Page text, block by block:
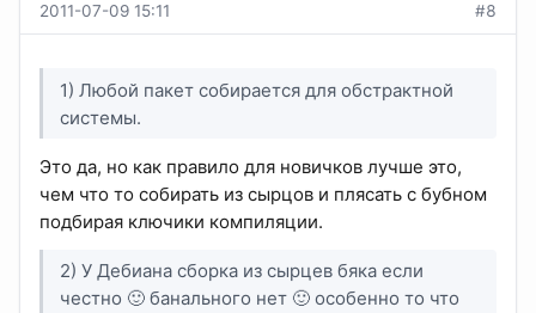
2011-07-09 15:11 #8
1) Любой пакет собирается для обстрактной
системы.
Это да, но как правило для новичков лучше это,
чем что то собирать из сырцов и плясать с бубном
подбирая ключики компиляции.
2) У Дебиана сборка из сырцев бяка если
честно 🙂 банального нет 🙂 особенно то что